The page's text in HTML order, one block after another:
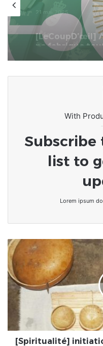
CEDEAO :
de
ouest africaine
With
list to
Lorem ipsum
[Spiritualité]
initiation
au
"Fâ"
votre
signe
vous
même
[Spiritualité]